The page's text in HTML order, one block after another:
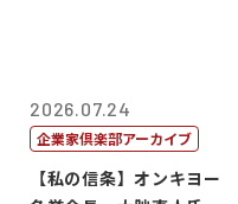
2026.07.24
企業家倶楽部アーカイブ
【私の信条】オンキヨー